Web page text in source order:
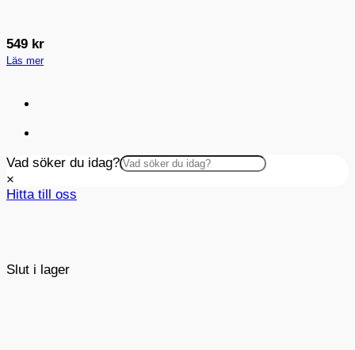
Slut i lager
549 kr
Läs mer
Vad söker du idag?
×
Hitta till oss